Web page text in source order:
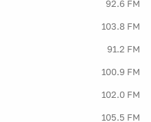
92.6 FM
103.8 FM
91.2 FM
100.9 FM
102.0 FM
105.5 FM